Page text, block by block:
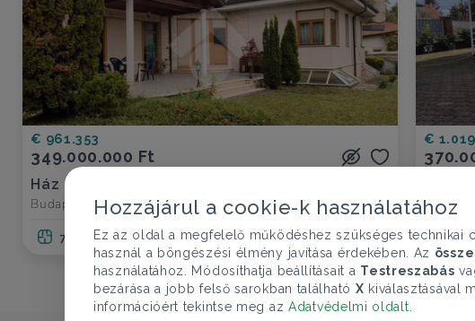
€ 961.353
349.000.000 Ft
Ház eladó
Budapest XVII. ker., Gyergyóalfalu utca - Rákoskeresztúr
7 szoba 406 nm 2 fürdő
€
6
Hozzájárul a cookie-k használatához
Ez az oldal a megfelelő működéshez szükséges technikai
használ a böngészési élmény javítása érdekében. Az
használatához. Módosíthatja beállításait a Testreszabás
bezárása a jobb felső sarokban található X kiválasztásával
információért tekintse meg az Adatvédelmi oldalt